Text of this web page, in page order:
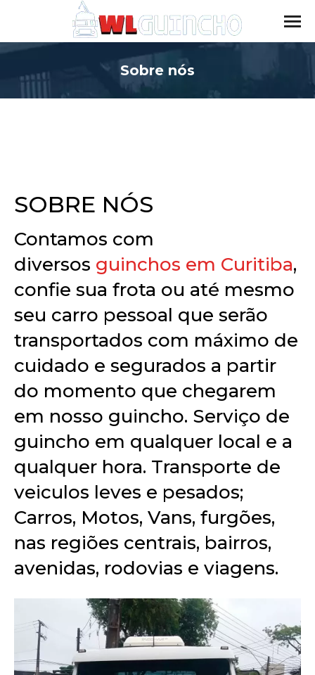
Sobre nós
Você está aqui:
SOBRE NÓS
Contamos com
diversos guinchos em Curitiba,
confie sua frota ou até mesmo
seu carro pessoal que serão
transportados com máximo de
cuidado e segurados a partir
do momento que chegarem
em nosso guincho. Serviço de
guincho em qualquer local e a
qualquer hora. Transporte de
veiculos leves e pesados;
Carros, Motos, Vans, furgões,
nas regiões centrais, bairros,
avenidas, rodovias e viagens.